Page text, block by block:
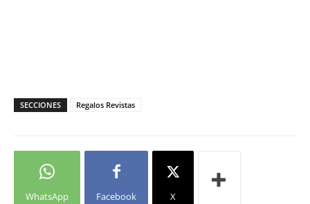
SECCIONES Regalos Revistas
WhatsApp Facebook X